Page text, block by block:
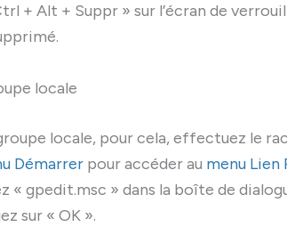
+ Alt + Suppr » sur l’écran de
locale
locale, pour cela, effectuez le
Démarrer pour accéder au menu Lien
« gpedit.msc » dans la boîte de
sur « OK ».